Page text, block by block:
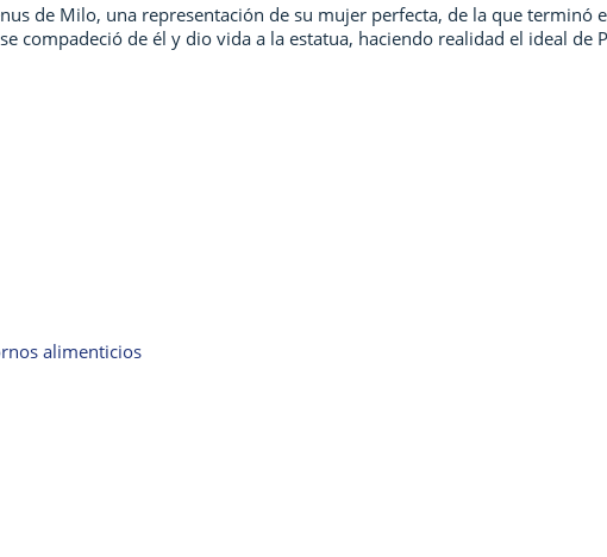
de Milo, una representación de su mujer perfecta, de la que
compadeció de él y dio vida a la estatua, haciendo realidad el ideal de
alimenticios